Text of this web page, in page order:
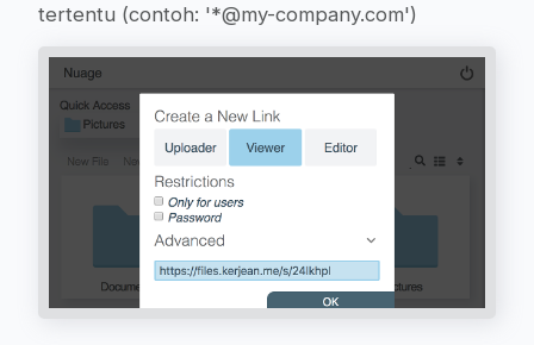
tertentu (contoh: '*@my-company.com')